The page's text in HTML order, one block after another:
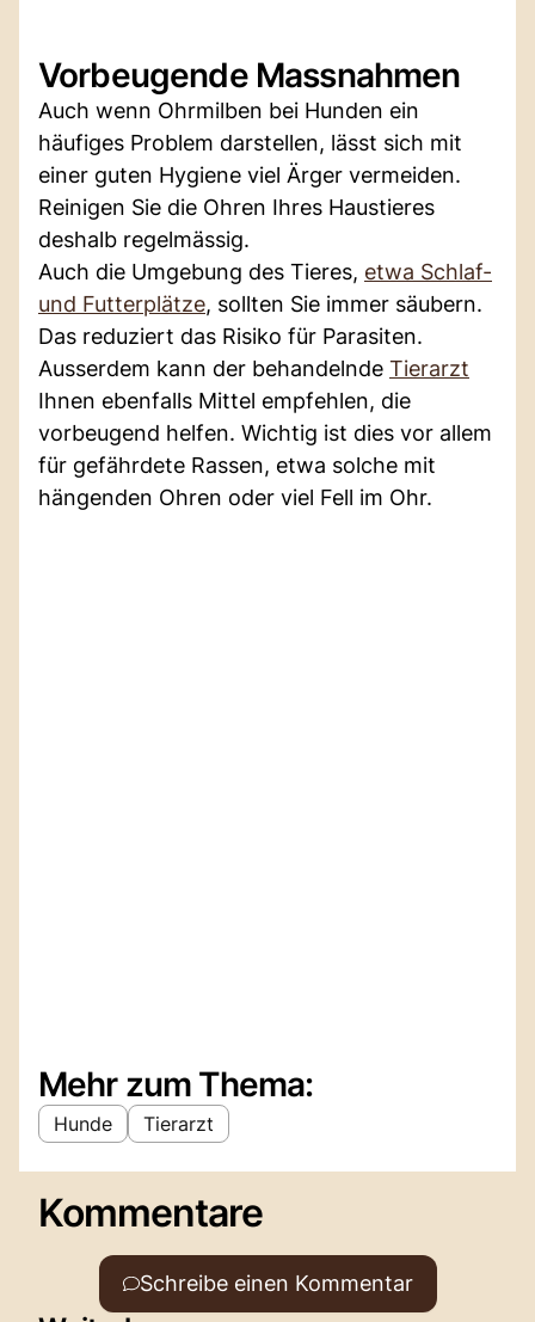
Vorbeugende Massnahmen
Auch wenn Ohrmilben bei Hunden ein
häufiges Problem darstellen, lässt sich mit
einer guten Hygiene viel Ärger vermeiden.
Reinigen Sie die Ohren Ihres Haustieres
deshalb regelmässig.
Auch die Umgebung des Tieres, etwa Schlaf-
und Futterplätze, sollten Sie immer säubern.
Das reduziert das Risiko für Parasiten.
Ausserdem kann der behandelnde Tierarzt
Ihnen ebenfalls Mittel empfehlen, die
vorbeugend helfen. Wichtig ist dies vor allem
für gefährdete Rassen, etwa solche mit
hängenden Ohren oder viel Fell im Ohr.
Mehr zum Thema:
Hunde Tierarzt
Kommentare
Schreibe einen Kommentar